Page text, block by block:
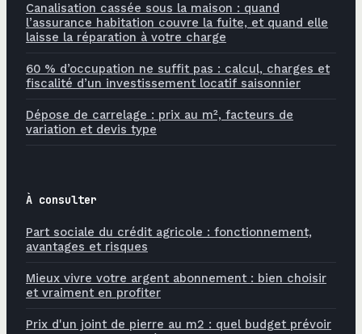
Canalisation cassée sous la maison : quand
l’assurance habitation couvre la fuite, et quand elle
laisse la réparation à votre charge
60 % d’occupation ne suffit pas : calcul, charges et
fiscalité d’un investissement locatif saisonnier
Dépose de carrelage : prix au m², facteurs de
variation et devis type
À consulter
Part sociale du crédit agricole : fonctionnement,
avantages et risques
Mieux vivre votre argent abonnement : bien choisir
et vraiment en profiter
Prix d'un joint de pierre au m2 : quel budget prévoir